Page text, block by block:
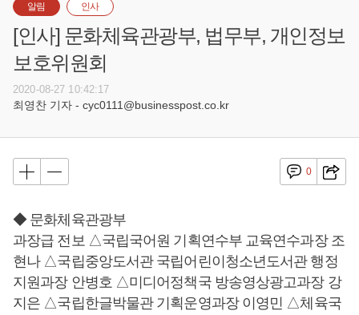
알림 인사
[인사] 문화체육관광부, 법무부, 개인정보
보호위원회
2020-08-27 10:42:17
최영찬 기자 - cyc0111@businesspost.co.kr
0
◆ 문화체육관광부
과장급 전보 △국립국어원 기획연수부 교육연수과장 조
현나 △국립중앙도서관 국립어린이청소년도서관 행정
지원과장 안병호 △미디어정책국 방송영상광고과장 강
지은 △국립한글박물관 기획운영과장 이영민 △체육국